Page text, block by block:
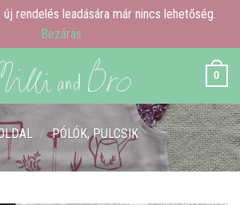
rendelés leadására már nincs lehetőség.
Bezárás
0
/ PÓLÓK, PULCSIK